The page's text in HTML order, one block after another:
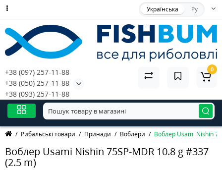
Українська Ру
+38 (097) 257-11-88
+38 (050) 257-11-88
+38 (093) 257-11-88
0
Рибальські товари Принади Воблери Воблер Usami Nishin
Воблер Usami Nishin 75SP-MDR 10.8 g #337
(2.5 m)